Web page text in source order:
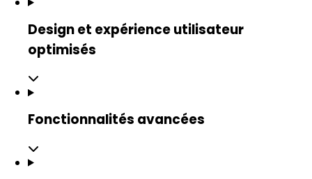
Design et expérience utilisateur
optimisés
Fonctionnalités avancées